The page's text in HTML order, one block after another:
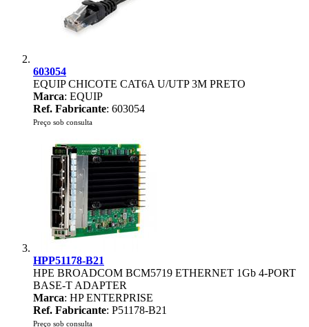
603054
EQUIP CHICOTE CAT6A U/UTP 3M PRETO
Marca: EQUIP
Ref. Fabricante: 603054
Preço sob consulta
HPP51178-B21
HPE BROADCOM BCM5719 ETHERNET 1Gb 4-PORT
BASE-T ADAPTER
Marca: HP ENTERPRISE
Ref. Fabricante: P51178-B21
Preço sob consulta